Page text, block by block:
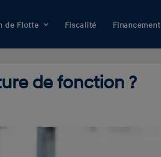
de Flotte Fiscalité Financement
de fonction ?